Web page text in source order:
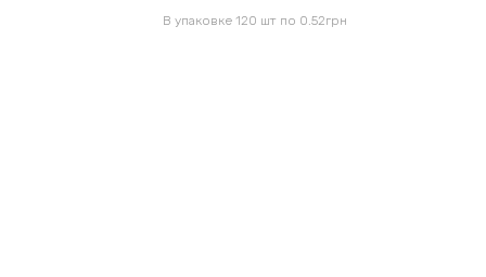
В упаковке 120 шт по 0.52грн